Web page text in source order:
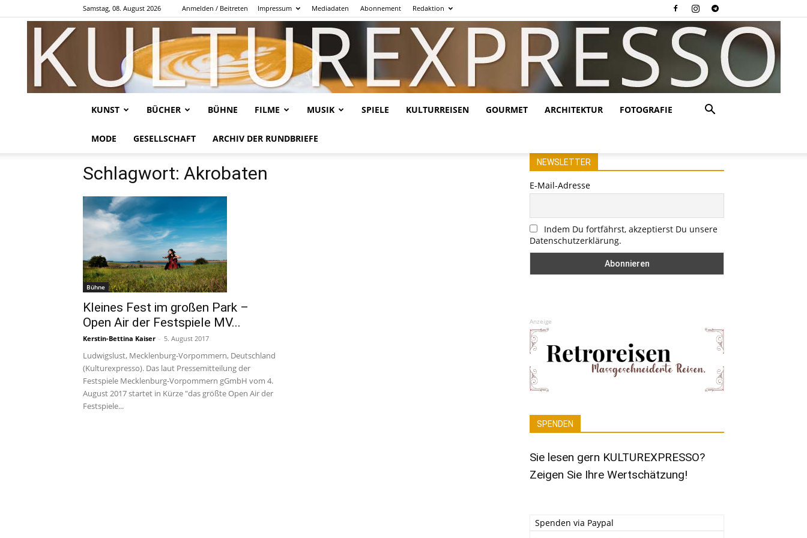
Samstag, 08. August 2026 Anmelden / Beitreten Impressum Mediadaten Abonnement Redaktion
KUNST BÜCHER BÜHNE FILME MUSIK SPIELE KULTURREISEN GOURMET ARCHITEKTUR FOTOGRAFIE
MODE GESELLSCHAFT ARCHIV DER RUNDBRIEFE
Schlagwort: Akrobaten
Bühne
Kleines Fest im großen Park –
Open Air der Festspiele MV...
Kerstin-Bettina Kaiser - 5. August 2017
Ludwigslust, Mecklenburg-Vorpommern, Deutschland
(Kulturexpresso). Das laut Pressemitteilung der
Festspiele Mecklenburg-Vorpommern gGmbH vom 4.
August 2017 startet in Kürze "das größte Open Air der
Festspiele...
NEWSLETTER
E-Mail-Adresse
Indem Du fortfährst, akzeptierst Du unsere
Datenschutzerklärung.
Anzeige
SPENDEN
Sie lesen gern KULTUREXPRESSO?
Zeigen Sie Ihre Wertschätzung!
Spenden via Paypal